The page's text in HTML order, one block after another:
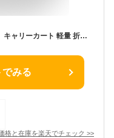
【半額＆最大1000円OFF★24日18時～】 キャリーカート 軽量 折りたたみ コンパクト 折り畳み ステンレス製 アウトドア 灯油 キャリー 折畳み キャスター付き ミニ ハンドキャリー 持ち運び 軽い キャンプ カート レジャー 運動会 買い物 台車 運搬 お花見 BBQ 収納袋廃品回
みる
格と在庫を楽天でチェック >>